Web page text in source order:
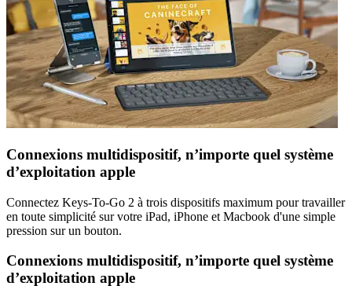
Connexions multidispositif, n’importe quel système
d’exploitation apple
Connectez Keys-To-Go 2 à trois dispositifs maximum pour travailler
en toute simplicité sur votre iPad, iPhone et Macbook d'une simple
pression sur un bouton.
Connexions multidispositif, n’importe quel système
d’exploitation apple